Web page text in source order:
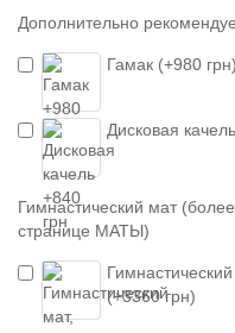
Дополнительно
Гамак (+980 грн)
Дисковая
Гимнастический мат
странице МАТЫ)
(+3360 грн)